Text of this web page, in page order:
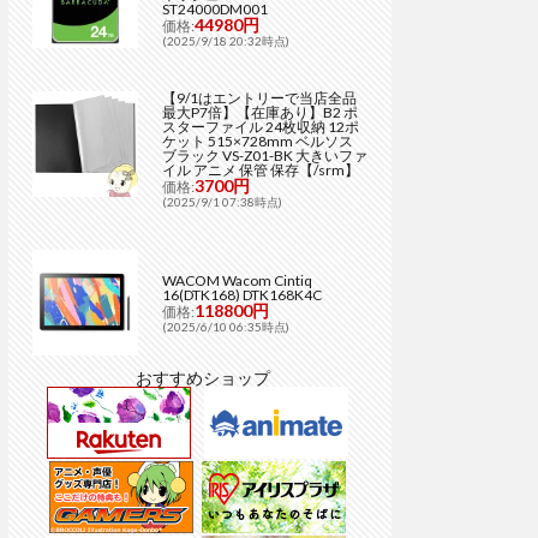
ST24000DM001
価格:44980円
(2025/9/18 20:32時点)
【9/1はエントリーで当店全品
最大P7倍】【在庫あり】B2 ポ
スターファイル 24枚収納 12ポ
ケット 515×728mm ベルソス
ブラック VS-Z01-BK 大きいファ
イル アニメ 保管 保存【/srm】
価格:3700円
(2025/9/1 07:38時点)
WACOM Wacom Cintiq
16(DTK168) DTK168K4C
価格:118800円
(2025/6/10 06:35時点)
おすすめショップ